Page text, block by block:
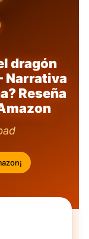
dragón
Narrativa
Reseña